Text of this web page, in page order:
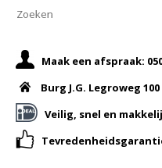
Maak een afspraak:
Burg J.G. Legroweg
Veilig, snel en